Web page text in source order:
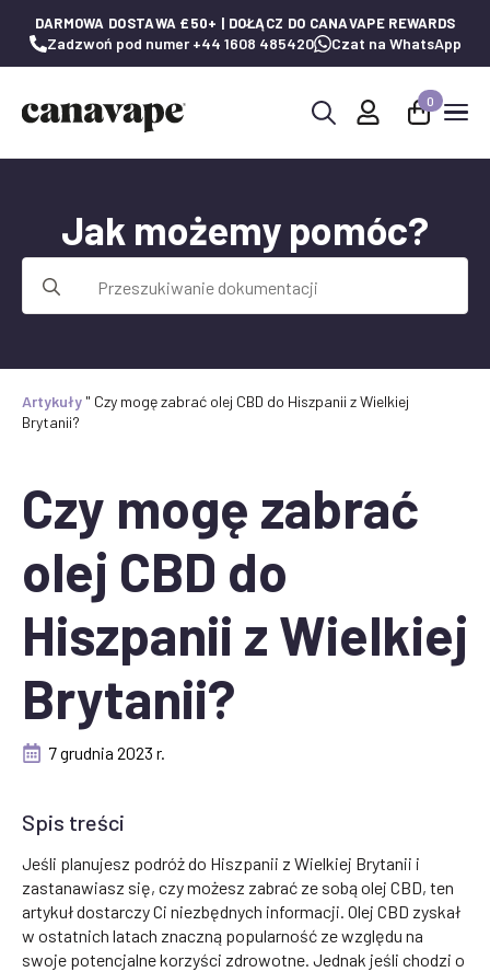
DARMOWA DOSTAWA £50+ | DOŁĄCZ DO CANAVAPE REWARDS
Zadzwoń pod numer +44 1608 485420 Czat na WhatsApp
0
Jak możemy pomóc?
Artykuły " Czy mogę zabrać olej CBD do Hiszpanii z Wielkiej
Brytanii?
Czy mogę zabrać
olej CBD do
Hiszpanii z Wielkiej
Brytanii?
7 grudnia 2023 r.
Jeśli planujesz podróż do Hiszpanii z Wielkiej Brytanii i
zastanawiasz się, czy możesz zabrać ze sobą olej CBD, ten
artykuł dostarczy Ci niezbędnych informacji. Olej CBD zyskał
w ostatnich latach znaczną popularność ze względu na
swoje potencjalne korzyści zdrowotne. Jednak jeśli chodzi o
Spis treści